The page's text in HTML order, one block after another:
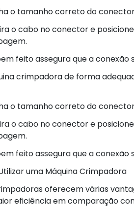
o tamanho correto do
o cabo no conector e
feito assegura que a conexão
crimpadora de forma
o tamanho correto do
o cabo no conector e
feito assegura que a conexão
uma Máquina Crimpadora
oferecem várias
eficiência em comparação